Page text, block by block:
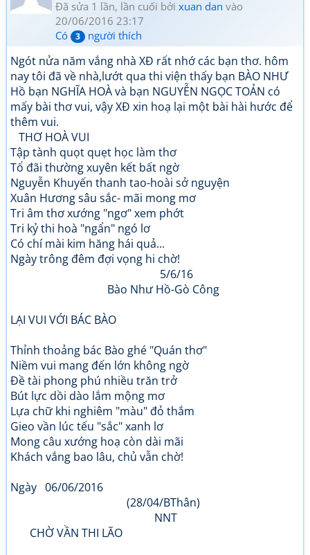
Đã sửa 1 lần, lần cuối bởi xuan dan vào
20/06/2016 23:17
Có
3 người thích
Ngót nửa năm vắng nhà XĐ rất nhớ các bạn thơ. hôm
nay tôi đã về nhà,lướt qua thi viện thấy bạn BÀO NHƯ
Hồ bạn NGHĨA HOÀ và bạn NGUYỄN NGỌC TOẢN có
mấy bài thơ vui, vậy XĐ xin hoạ lại một bài hài hước để
thêm vui.
THƠ HOÀ VUI
Tập tành quọt quẹt học làm thơ
Tổ đãi thường xuyên kết bất ngờ
Nguyễn Khuyến thanh tao-hoài sở nguyện
Xuân Hương sâu sắc- mãi mong mơ
Tri âm thơ xướng "ngơ" xem phớt
Tri kỷ thi hoà "ngẩn" ngó lơ
Có chí mài kim hăng hái quả...
Ngày trông đêm đợi vọng hi chờ!
5/6/16
Bào Như Hồ-Gò Công
LẠI VUI VỚI BÁC BÀO
Thỉnh thoảng bác Bào ghé "Quán thơ"
Niềm vui mang đến lớn không ngờ
Đề tài phong phú nhiều trăn trở
Bút lực dồi dào lắm mộng mơ
Lựa chữ khi nghiêm "màu" đỏ thắm
Gieo vần lúc tếu "sắc" xanh lơ
Mong câu xướng hoạ còn dài mãi
Khách vắng bao lâu, chủ vẫn chờ!
Ngày 06/06/2016
(28/04/BThân)
NNT
CHỜ VẦN THI LÃO